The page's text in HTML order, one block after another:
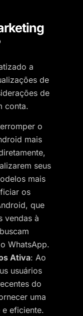
a
de
de
conta.
o
mais
seus
mais
os
que
vendas à
WhatsApp.
Ativa: Ao
usuários
do
uma
e eficiente.